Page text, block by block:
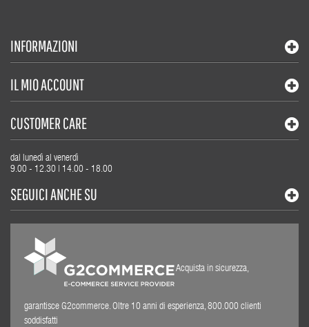
INFORMAZIONI
IL MIO ACCOUNT
CUSTOMER CARE
dal lunedì al venerdì
9.00 - 12.30 | 14.00 - 18.00
SEGUICI ANCHE SU
Acquista in sicurezza,
garantisce G2commerce. Oltre 10 anni di esperienza, 800.000 clienti
soddisfatti